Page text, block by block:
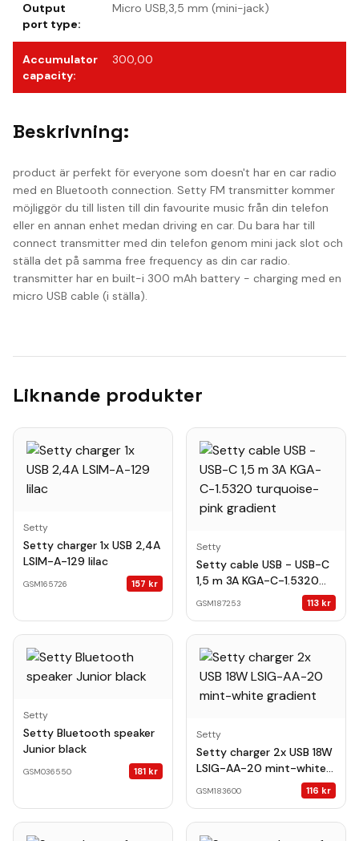
Output
port type:
Micro USB,3,5 mm (mini-jack)
Accumulator
capacity:
300,00
Beskrivning:
product är perfekt för everyone som doesn't har en car radio
med en Bluetooth connection. Setty FM transmitter kommer
möjliggör du till listen till din favourite music från din telefon
eller en annan enhet medan driving en car. Du bara har till
connect transmitter med din telefon genom mini jack slot och
ställa det på samma free frequency as din car radio.
transmitter har en built-i 300 mAh battery - charging med en
micro USB cable (i ställa).
Liknande produkter
Setty
Setty charger 1x USB 2,4A
LSIM-A-129 lilac
GSM165726 157 kr
Setty
Setty cable USB - USB-C
1,5 m 3A KGA-C-1.5320
turquoise-pink gradient
GSM187253 113 kr
Setty
Setty Bluetooth speaker
Junior black
GSM036550 181 kr
Setty
Setty charger 2x USB 18W
LSIG-AA-20 mint-white
GSM183600 116 kr